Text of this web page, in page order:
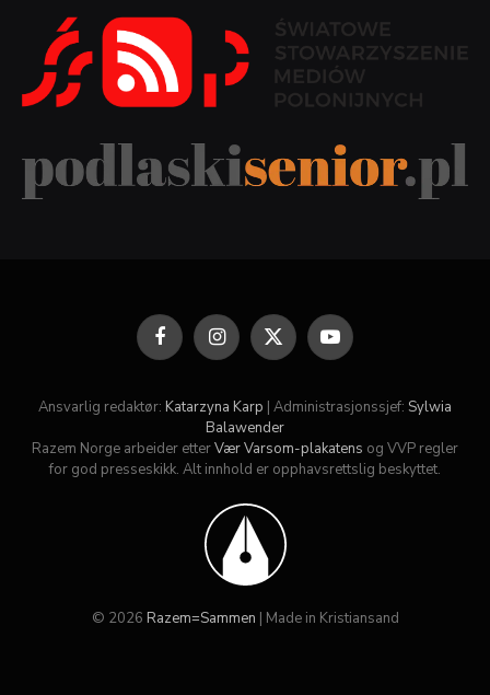
FacebookInstagram
X
(Twitter)
YouTube
Ansvarlig redaktør: Katarzyna Karp | Administrasjonssjef: Sylwia
Balawender
Razem Norge arbeider etterVær Varsom-plakatens og VVP regler
for god presseskikk. Alt innhold er opphavsrettslig beskyttet.
© 2026 Razem=Sammen | Made in Kristiansand